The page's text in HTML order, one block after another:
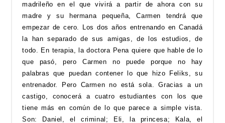
madrileño en el que vivirá a partir de ahora con su
madre y su hermana pequeña, Carmen tendrá que
empezar de cero. Los dos años entrenando en Canadá
la han separado de sus amigas, de los estudios, de
todo. En terapia, la doctora Pena quiere que hable de lo
que pasó, pero Carmen no puede porque no hay
palabras que puedan contener lo que hizo Feliks, su
entrenador. Pero Carmen no está sola. Gracias a un
castigo, conocerá a cuatro estudiantes con los que
tiene más en común de lo que parece a simple vista.
Son: Daniel, el criminal; Eli, la princesa; Kala, el